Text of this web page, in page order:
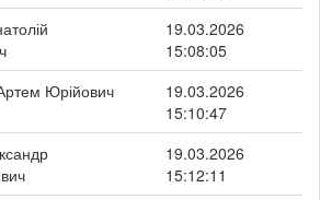
19.03.2026
15:08:05
Юрійович
19.03.2026
15:10:47
19.03.2026
15:12:11